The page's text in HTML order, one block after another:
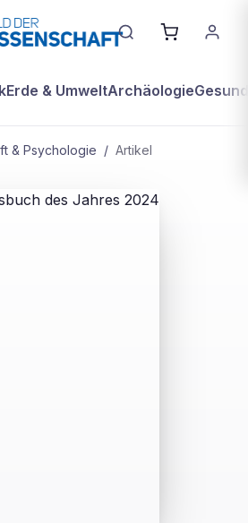
Erde & UmweltArchäologie
& Psychologie / Artikel